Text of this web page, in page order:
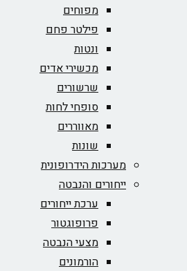
מפוחים
פילטר פחם
ונטות
מכשירי אדים
שרשורים
סופחי לחות
מאווררים
שונות
מערכות הידרופונית
ייחורים והנבטה
ערכת ייחורים
פרופוגטור
מצעי הנבטה
הורמונים